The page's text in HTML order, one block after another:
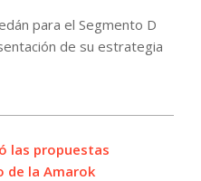
para el Segmento D
de su estrategia
las propuestas
de la Amarok